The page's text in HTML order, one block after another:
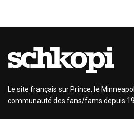
Le site français sur Prince, le
communauté des fans/fams depuis